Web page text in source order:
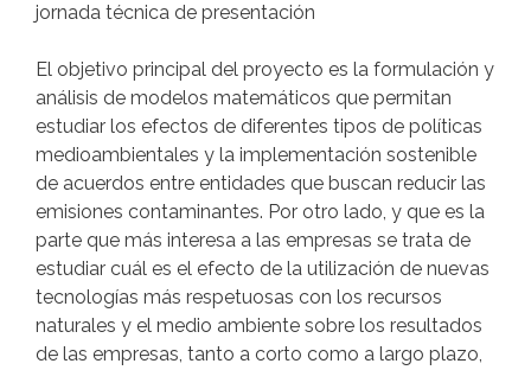
jornada técnica de presentación
El objetivo principal del proyecto es la formulación y
análisis de modelos matemáticos que permitan
estudiar los efectos de diferentes tipos de políticas
medioambientales y la implementación sostenible
de acuerdos entre entidades que buscan reducir las
emisiones contaminantes. Por otro lado, y que es la
parte que más interesa a las empresas se trata de
estudiar cuál es el efecto de la utilización de nuevas
tecnologías más respetuosas con los recursos
naturales y el medio ambiente sobre los resultados
de las empresas, tanto a corto como a largo plazo,